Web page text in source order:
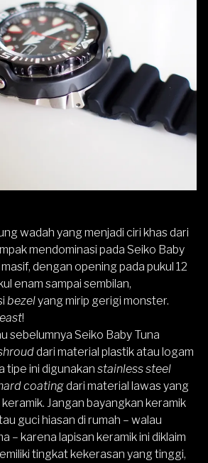
wadah yang menjadi ciri khas dari
mendominasi pada Seiko Baby
dengan opening pada pukul 12
enam sampai sembilan,
bezelyang mirip gerigi monster.
!
sebelumnya Seiko Baby Tuna
dari material plastik atau logam
tipe ini digunakan stainless steel
coatingdari material lawas yang
Jangan bayangkan keramik
guci hiasan di rumah – walau
– karena lapisan keramik ini diklaim
tingkat kekerasan yang tinggi,